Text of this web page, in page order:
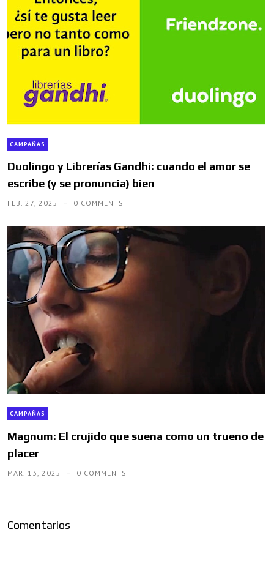
CAMPAÑAS
Duolingo y Librerías Gandhi: cuando el amor se
escribe (y se pronuncia) bien
FEB. 27, 2025 0 COMMENTS
CAMPAÑAS
Magnum: El crujido que suena como un trueno de
placer
MAR. 13, 2025 0 COMMENTS
Comentarios